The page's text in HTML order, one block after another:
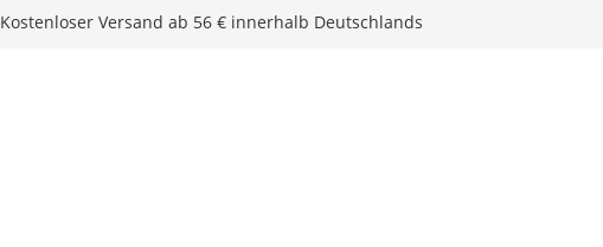
Kostenloser Versand ab 56 € innerhalb Deutschlands